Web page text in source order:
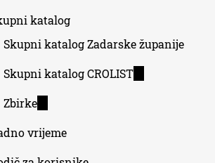
external)
katalog
Skupni katalog Zadarske županije
Skupni katalog CROLIST(link
Zbirke(link
external)
vrijeme